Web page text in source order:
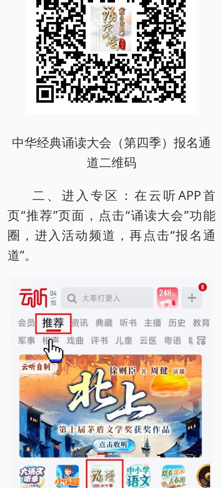
中华经典诵读大会（第四季）报名通
道二维码
二、进入专区：在云听APP首
页“推荐”页面，点击“诵读大会”功能
圈，进入活动频道，再点击“报名通
道”。